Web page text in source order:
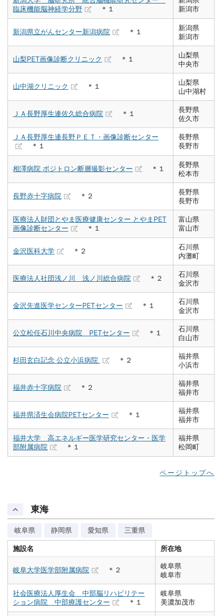
臨床機能脳神経学分野
＊１
新潟市
新潟県立がんセンター新潟病院 ＊１
新潟県
新潟市
山梨PET画像診断クリニック ＊１
山梨県
中央市
山中湖クリニック ＊１
山梨県
山中湖村
ＪＡ長野厚生連佐久総合病院 ＊１
長野県
佐久市
ＪＡ長野厚生連長野ＰＥＴ・画像診断センター
＊１
長野県
長野市
相澤病院 ポジトロン断層撮影センター ＊１
長野県
松本市
長野赤十字病院 ＊２
長野県
長野市
医療法人財団とやま医療健康センター とやまPET
画像診断センター
＊１
富山県
富山市
金沢医科大学 ＊２
石川県
内灘町
医療法人社団浅ノ川 浅ノ川総合病院 ＊２
石川県
金沢市
金沢先進医学センターPETセンター ＊１
石川県
金沢市
公立松任石川中央病院 PETセンター ＊１
石川県
白山市
杉田玄白記念 公立小浜病院 ＊２
福井県
小浜市
福井赤十字病院 ＊２
福井県
福井市
福井県済生会病院PETセンター ＊１
福井県
福井市
福井大学 高エネルギー医学研究センター・医学
部附属病院
＊１
福井県
松岡町
ページトップへ
東海
岐阜県 静岡県 愛知県 三重県
施設名 所在地
岐阜大学医学部附属病院 ＊２
岐阜県
岐阜市
社会医療法人厚生会 中部脳リハビリテー
ション病院 中部療護センター
＊１
岐阜県
美濃加茂市